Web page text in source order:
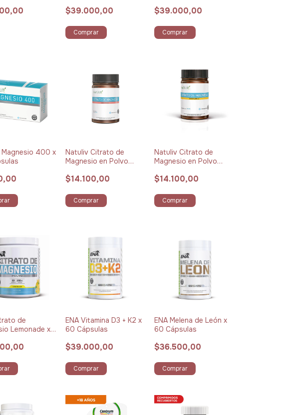
$39.000,00
Comprar
$39.000,00
Comprar
Magnesio 400 x
Natuliv Citrato de
Magnesio en Polvo
$14.100,00
Comprar
Natuliv Citrato de
Magnesio en Polvo
$14.100,00
Comprar
de
Lemonade x
ENA Vitamina D3 + K2 x
60 Cápsulas
$39.000,00
Comprar
ENA Melena de León x
60 Cápsulas
$36.500,00
Comprar